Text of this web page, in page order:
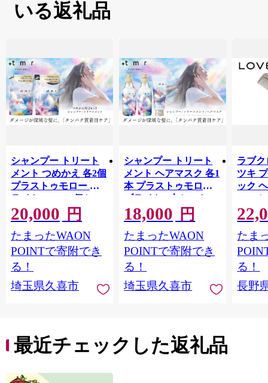
いる返礼品
シャンプー トリート
メント つめかえ 各2個
プラストゥモロー ブ
ライト 400ml 4個セッ
ト | 美容 ヘアケア つ
めかえ 詰め替え ブリ
ーチ 口コミ 香り リピ
ート ランキング ロン
グ ストレート サラサ
ラ 洗い上がり パサつ
き カラー 髪 保湿 ダメ
デイ
20,000 円
たまったWAON
POINTで寄附でき
る！
埼玉県久喜市
シャンプー トリート
メント ヘアマスク 各1
本 プラストゥモロー
ブライト 3本セット |
美容 ヘアケア つめか
え 詰め替え ブリーチ
口コミ 香り リピート
ランキング ロング ス
トレート サラサラ 洗
い上がり パサつき カ
ラー 髪 保湿 ダメージ
ファイントゥデイ
18,000 円
たまったWAON
POINTで寄附でき
る！
埼玉県久喜市
ラブク
ツキ
ック
コーム
つや
市
たま
る！
長野
最近チェックした返礼品